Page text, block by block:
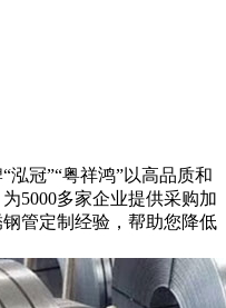
泓冠”“粤祥鸿”以高品质和
5000多家企业提供采购加
管定制经验，帮助您降低